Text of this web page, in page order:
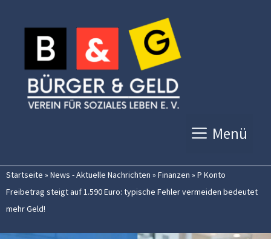
Inhalt
springen
Menü
Startseite » News - Aktuelle Nachrichten » Finanzen » P Konto
Freibetrag steigt auf 1.590 Euro: typische Fehler vermeiden bedeutet
mehr Geld!